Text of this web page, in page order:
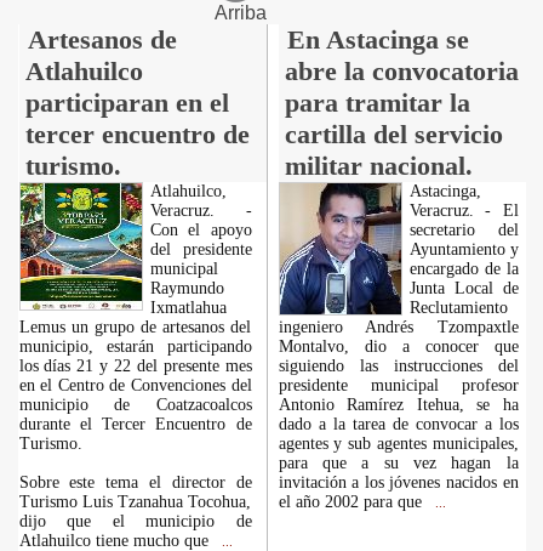
Arriba
Artesanos de
Atlahuilco
participaran en el
tercer encuentro de
turismo.
En Astacinga se
abre la convocatoria
para tramitar la
cartilla del servicio
militar nacional.
Atlahuilco,
Veracruz. -
Con el apoyo
del presidente
municipal
Raymundo
Ixmatlahua
Lemus un grupo de artesanos del
municipio, estarán participando
los días 21 y 22 del presente mes
en el Centro de Convenciones del
municipio de Coatzacoalcos
durante el Tercer Encuentro de
Turismo.
Sobre este tema el director de
Turismo Luis Tzanahua Tocohua,
dijo que el municipio de
Atlahuilco tiene mucho que
Astacinga,
Veracruz. - El
secretario del
Ayuntamiento y
encargado de la
Junta Local de
Reclutamiento
ingeniero Andrés Tzompaxtle
Montalvo, dio a conocer que
siguiendo las instrucciones del
presidente municipal profesor
Antonio Ramírez Itehua, se ha
dado a la tarea de convocar a los
agentes y sub agentes municipales,
para que a su vez hagan la
invitación a los jóvenes nacidos en
el año 2002 para que